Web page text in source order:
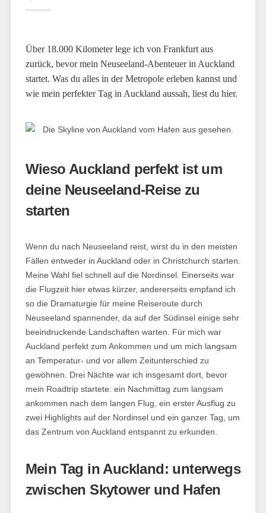
Über 18.000 Kilometer lege ich von Frankfurt aus
zurück, bevor mein Neuseeland-Abenteuer in Auckland
startet. Was du alles in der Metropole erleben kannst und
wie mein perfekter Tag in Auckland aussah, liest du hier.
Wieso Auckland perfekt ist um
deine Neuseeland-Reise zu
starten
Wenn du nach Neuseeland reist, wirst du in den meisten
Fällen entweder in Auckland oder in Christchurch starten.
Meine Wahl fiel schnell auf die Nordinsel. Einerseits war
die Flugzeit hier etwas kürzer, andererseits empfand ich
so die Dramaturgie für meine Reiseroute durch
Neuseeland spannender, da auf der Südinsel einige sehr
beeindruckende Landschaften warten. Für mich war
Auckland perfekt zum Ankommen und um mich langsam
an Temperatur- und vor allem Zeitunterschied zu
gewöhnen. Drei Nächte war ich insgesamt dort, bevor
mein Roadtrip startete: ein Nachmittag zum langsam
ankommen nach dem langen Flug, ein erster Ausflug zu
zwei Highlights auf der Nordinsel und ein ganzer Tag, um
das Zentrum von Auckland entspannt zu erkunden.
Mein Tag in Auckland: unterwegs
zwischen Skytower und Hafen